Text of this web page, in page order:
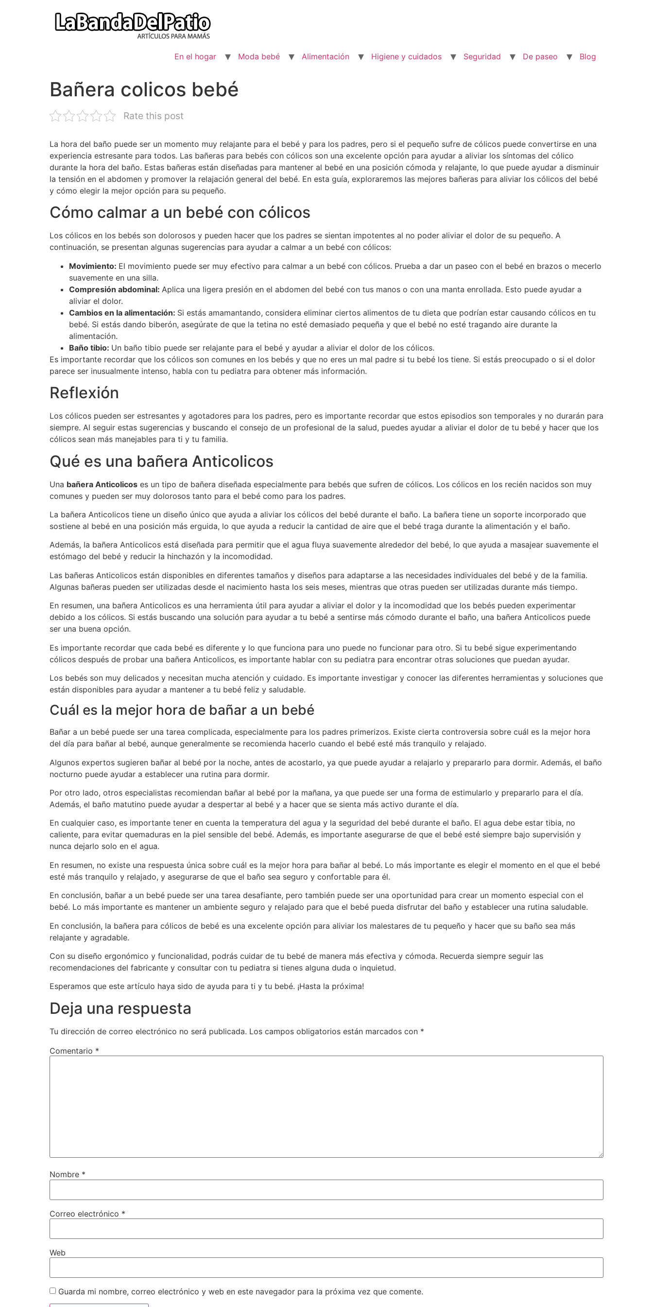
En el hogar Moda bebé Alimentación Higiene y cuidados Seguridad De paseo Blog
Bañera colicos bebé
Rate this post
La hora del baño puede ser un momento muy relajante para el bebé y para los padres, pero si el pequeño sufre de cólicos puede convertirse en una
experiencia estresante para todos. Las bañeras para bebés con cólicos son una excelente opción para ayudar a aliviar los síntomas del cólico
durante la hora del baño. Estas bañeras están diseñadas para mantener al bebé en una posición cómoda y relajante, lo que puede ayudar a disminuir
la tensión en el abdomen y promover la relajación general del bebé. En esta guía, exploraremos las mejores bañeras para aliviar los cólicos del bebé
y cómo elegir la mejor opción para su pequeño.
Cómo calmar a un bebé con cólicos
Los cólicos en los bebés son dolorosos y pueden hacer que los padres se sientan impotentes al no poder aliviar el dolor de su pequeño. A
continuación, se presentan algunas sugerencias para ayudar a calmar a un bebé con cólicos:
Movimiento: El movimiento puede ser muy efectivo para calmar a un bebé con cólicos. Prueba a dar un paseo con el bebé en brazos o mecerlo
suavemente en una silla.
Compresión abdominal: Aplica una ligera presión en el abdomen del bebé con tus manos o con una manta enrollada. Esto puede ayudar a
aliviar el dolor.
Cambios en la alimentación: Si estás amamantando, considera eliminar ciertos alimentos de tu dieta que podrían estar causando cólicos en tu
bebé. Si estás dando biberón, asegúrate de que la tetina no esté demasiado pequeña y que el bebé no esté tragando aire durante la
alimentación.
Baño tibio: Un baño tibio puede ser relajante para el bebé y ayudar a aliviar el dolor de los cólicos.
Es importante recordar que los cólicos son comunes en los bebés y que no eres un mal padre si tu bebé los tiene. Si estás preocupado o si el dolor
parece ser inusualmente intenso, habla con tu pediatra para obtener más información.
Reflexión
Los cólicos pueden ser estresantes y agotadores para los padres, pero es importante recordar que estos episodios son temporales y no durarán para
siempre. Al seguir estas sugerencias y buscando el consejo de un profesional de la salud, puedes ayudar a aliviar el dolor de tu bebé y hacer que los
cólicos sean más manejables para ti y tu familia.
Qué es una bañera Anticolicos
Una bañera Anticolicos es un tipo de bañera diseñada especialmente para bebés que sufren de cólicos. Los cólicos en los recién nacidos son muy
comunes y pueden ser muy dolorosos tanto para el bebé como para los padres.
La bañera Anticolicos tiene un diseño único que ayuda a aliviar los cólicos del bebé durante el baño. La bañera tiene un soporte incorporado que
sostiene al bebé en una posición más erguida, lo que ayuda a reducir la cantidad de aire que el bebé traga durante la alimentación y el baño.
Además, la bañera Anticolicos está diseñada para permitir que el agua fluya suavemente alrededor del bebé, lo que ayuda a masajear suavemente el
estómago del bebé y reducir la hinchazón y la incomodidad.
Las bañeras Anticolicos están disponibles en diferentes tamaños y diseños para adaptarse a las necesidades individuales del bebé y de la familia.
Algunas bañeras pueden ser utilizadas desde el nacimiento hasta los seis meses, mientras que otras pueden ser utilizadas durante más tiempo.
En resumen, una bañera Anticolicos es una herramienta útil para ayudar a aliviar el dolor y la incomodidad que los bebés pueden experimentar
debido a los cólicos. Si estás buscando una solución para ayudar a tu bebé a sentirse más cómodo durante el baño, una bañera Anticolicos puede
ser una buena opción.
Es importante recordar que cada bebé es diferente y lo que funciona para uno puede no funcionar para otro. Si tu bebé sigue experimentando
cólicos después de probar una bañera Anticolicos, es importante hablar con su pediatra para encontrar otras soluciones que puedan ayudar.
Los bebés son muy delicados y necesitan mucha atención y cuidado. Es importante investigar y conocer las diferentes herramientas y soluciones que
están disponibles para ayudar a mantener a tu bebé feliz y saludable.
Cuál es la mejor hora de bañar a un bebé
Bañar a un bebé puede ser una tarea complicada, especialmente para los padres primerizos. Existe cierta controversia sobre cuál es la mejor hora
del día para bañar al bebé, aunque generalmente se recomienda hacerlo cuando el bebé esté más tranquilo y relajado.
Algunos expertos sugieren bañar al bebé por la noche, antes de acostarlo, ya que puede ayudar a relajarlo y prepararlo para dormir. Además, el baño
nocturno puede ayudar a establecer una rutina para dormir.
Por otro lado, otros especialistas recomiendan bañar al bebé por la mañana, ya que puede ser una forma de estimularlo y prepararlo para el día.
Además, el baño matutino puede ayudar a despertar al bebé y a hacer que se sienta más activo durante el día.
En cualquier caso, es importante tener en cuenta la temperatura del agua y la seguridad del bebé durante el baño. El agua debe estar tibia, no
caliente, para evitar quemaduras en la piel sensible del bebé. Además, es importante asegurarse de que el bebé esté siempre bajo supervisión y
nunca dejarlo solo en el agua.
En resumen, no existe una respuesta única sobre cuál es la mejor hora para bañar al bebé. Lo más importante es elegir el momento en el que el bebé
esté más tranquilo y relajado, y asegurarse de que el baño sea seguro y confortable para él.
En conclusión, bañar a un bebé puede ser una tarea desafiante, pero también puede ser una oportunidad para crear un momento especial con el
bebé. Lo más importante es mantener un ambiente seguro y relajado para que el bebé pueda disfrutar del baño y establecer una rutina saludable.
En conclusión, la bañera para cólicos de bebé es una excelente opción para aliviar los malestares de tu pequeño y hacer que su baño sea más
relajante y agradable.
Con su diseño ergonómico y funcionalidad, podrás cuidar de tu bebé de manera más efectiva y cómoda. Recuerda siempre seguir las
recomendaciones del fabricante y consultar con tu pediatra si tienes alguna duda o inquietud.
Esperamos que este artículo haya sido de ayuda para ti y tu bebé. ¡Hasta la próxima!
Deja una respuesta
Tu dirección de correo electrónico no será publicada. Los campos obligatorios están marcados con *
Comentario *
Nombre *
Correo electrónico *
Web
Guarda mi nombre, correo electrónico y web en este navegador para la próxima vez que comente.